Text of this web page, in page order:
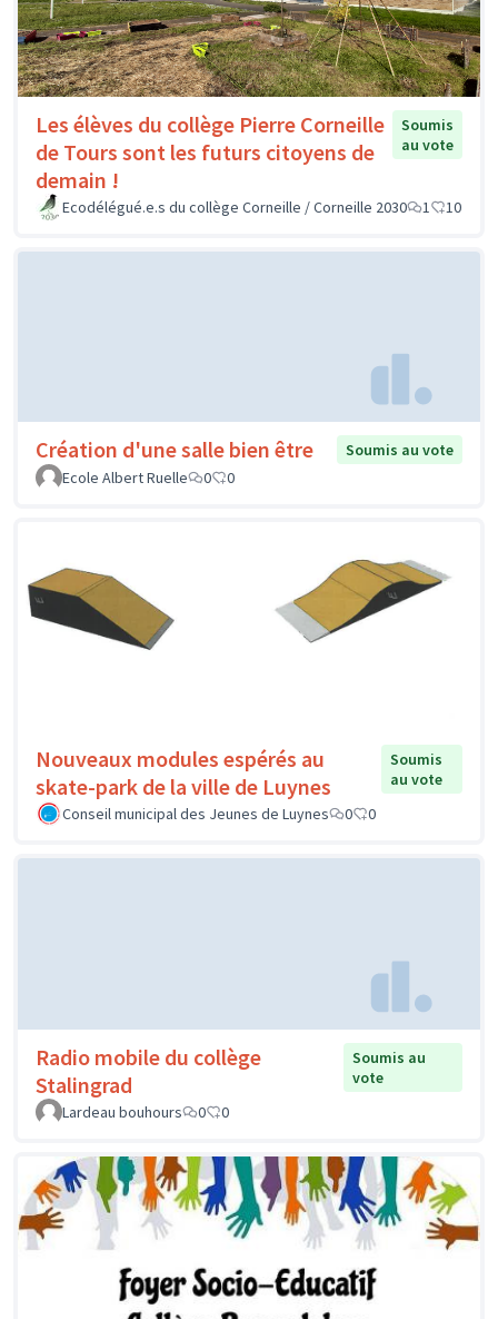
Les élèves du collège Pierre Corneille
de Tours sont les futurs citoyens de
demain !
Soumis
au vote
Ecodélégué.e.s du collège Corneille / Corneille 2030 1 10
Création d'une salle bien être
Soumis au vote
Ecole Albert Ruelle
0 0
Nouveaux modules espérés au
skate-park de la ville de Luynes
Soumis
au vote
Conseil municipal des Jeunes de Luynes
0 0
Radio mobile du collège
Stalingrad
Soumis au
vote
Lardeau bouhours
0 0